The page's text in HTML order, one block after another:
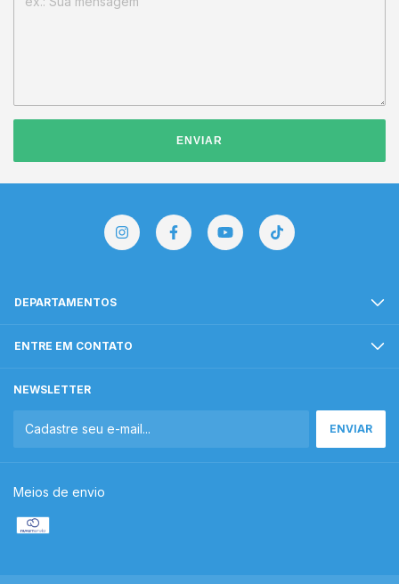
ENVIAR
DEPARTAMENTOS
ENTRE EM CONTATO
NEWSLETTER
Meios de envio